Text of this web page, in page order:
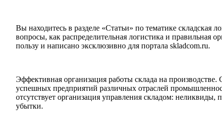
Вы находитесь в разделе «Статьи» по тематике складская
вопросы, как распределительная логистика и правильная
пользу и написано эксклюзивно для портала skladcom.ru.
Эффективная организация работы склада на
успешных предприятий различных отраслей
отсутствует организация управления складом:
убытки.